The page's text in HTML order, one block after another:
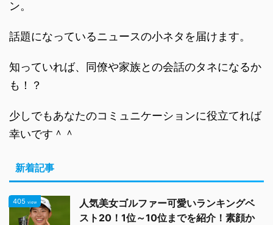
ン。
話題になっているニュースの小ネタを届けます。
知っていれば、同僚や家族との会話のタネになるか
も！？
少しでもあなたのコミュニケーションに役立てれば
幸いです＾＾
新着記事
405 view
人気美女ゴルファー可愛いランキングベ
スト20！1位～10位までを紹介！素顔か